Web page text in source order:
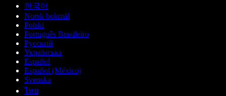
한국어
Norsk bokmål
Polski
Português Brasileiro
Русский
Українська
Español
Español (México)
Svenska
ไทย